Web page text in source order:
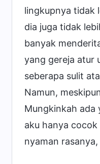
lingkupnya tidak
dia juga tidak
banyak
yang gereja atur
seberapa sulit
Namun,
Mungkinkah ada
aku hanya
nyaman